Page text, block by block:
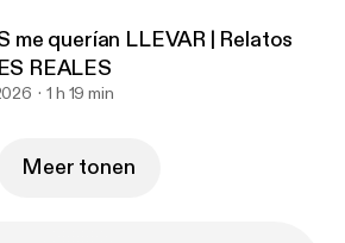
me querían LLEVAR | Relatos
REALES
1 h 19 min
Meer tonen